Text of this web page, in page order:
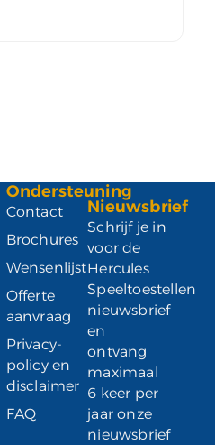
Ondersteuning
Contact
Brochures
Wensenlijst
Offerte
aanvraag
Privacy-
policy en
disclaimer
FAQ
Nieuwsbrief
Schrijf je in
voor de
Hercules
Speeltoestellen
nieuwsbrief
en
ontvang
maximaal
6 keer per
jaar onze
nieuwsbrief